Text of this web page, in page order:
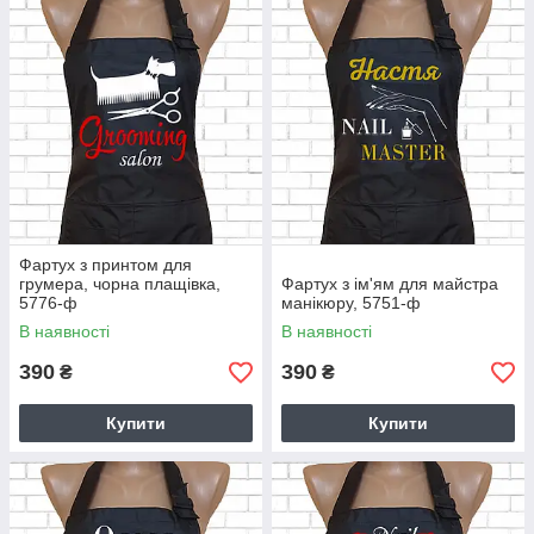
Фартух з принтом для
грумера, чорна плащівка,
5776-ф
В наявності
390 ₴
Купити
Фартух з ім'ям для майстра
манікюру, 5751-ф
В наявності
390 ₴
Купити